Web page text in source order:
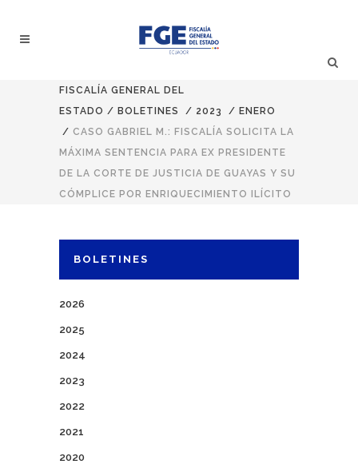
FISCALÍA GENERAL DEL
ESTADO / BOLETINES / 2023 / ENERO
/ CASO GABRIEL M.: FISCALÍA SOLICITA LA
MÁXIMA SENTENCIA PARA EX PRESIDENTE
DE LA CORTE DE JUSTICIA DE GUAYAS Y SU
CÓMPLICE POR ENRIQUECIMIENTO ILÍCITO
BOLETINES
2026
2025
2024
2023
2022
2021
2020